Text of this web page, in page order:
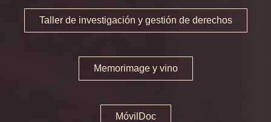
Sección Oficial
MemoriReus
Sesiones Especiales
Taller de investigación y gestión de derechos
Memorimage y vino
MóvilDoc